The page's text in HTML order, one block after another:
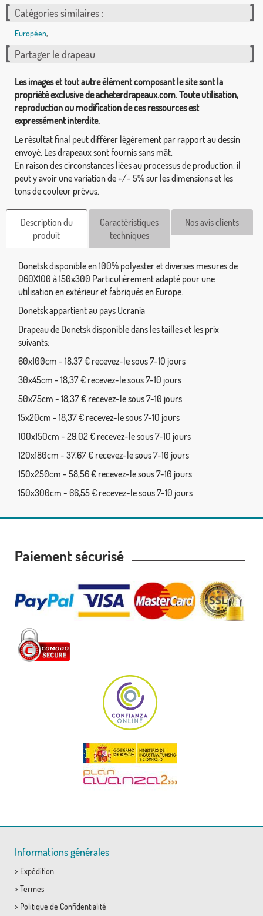
Catégories similaires :
Européen,
Partager le drapeau
Les images et tout autre élément composant le site sont la
propriété exclusive de acheterdrapeaux.com. Toute utilisation,
reproduction ou modification de ces ressources est
expressément interdite.
Le résultat final peut différer légèrement par rapport au dessin
envoyé. Les drapeaux sont fournis sans mât.
En raison des circonstances liées au processus de production, il
peut y avoir une variation de +/- 5% sur les dimensions et les
tons de couleur prévus.
Description du
produit
Caractéristiques
techniques
Nos avis clients
Donetsk disponible en 100% polyester et diverses mesures de
060X100 à 150x300 Particulièrement adapté pour une
utilisation en extérieur et fabriqués en Europe.
Donetsk appartient au pays Ucrania
Drapeau de Donetsk disponible dans les tailles et les prix
suivants:
60x100cm - 18,37 € recevez-le sous 7-10 jours
30x45cm - 18,37 € recevez-le sous 7-10 jours
50x75cm - 18,37 € recevez-le sous 7-10 jours
15x20cm - 18,37 € recevez-le sous 7-10 jours
100x150cm - 29,02 € recevez-le sous 7-10 jours
120x180cm - 37,67 € recevez-le sous 7-10 jours
150x250cm - 58,56 € recevez-le sous 7-10 jours
150x300cm - 66,55 € recevez-le sous 7-10 jours
Paiement sécurisé
Informations générales
> Expédition
> Termes
> Politique de Confidentialité